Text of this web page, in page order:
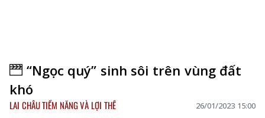
“Ngọc quý” sinh sôi trên vùng đất
khó
LAI CHÂU TIỀM NĂNG VÀ LỢI THẾ 26/01/2023 15:00